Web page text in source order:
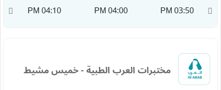
03:50 PM
04:00 PM
04:10 PM
مختبرات العرب الطبية - خميس مشيط